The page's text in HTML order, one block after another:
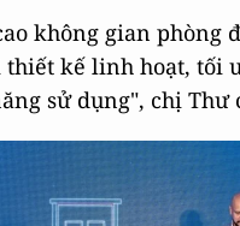
không gian phòng
thiết kế linh hoạt, tối
sử dụng", chị Thư